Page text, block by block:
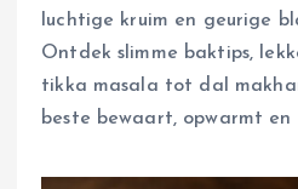
luchtige kruim en geurige
Ontdek slimme baktips,
tikka masala tot dal
beste bewaart, opwarmt en